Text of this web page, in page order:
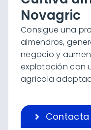
Novagric
Consigue una
almendros,
negocio y
explotación con
agrícola
Contacta